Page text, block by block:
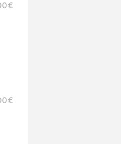
€
€